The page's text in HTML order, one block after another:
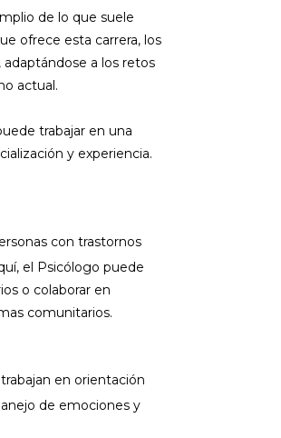
de lo que suele
ofrece esta carrera, los
a los retos
actual.
trabajar en una
y experiencia.
con trastornos
el Psicólogo puede
o colaborar en
comunitarios.
en orientación
de emociones y